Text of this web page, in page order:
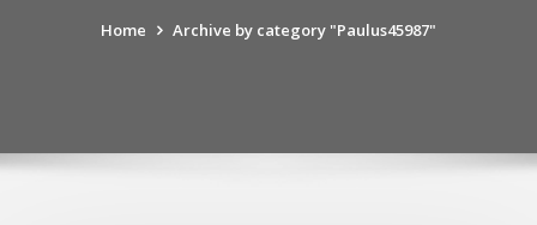
Home Archive by category "Paulus45987"